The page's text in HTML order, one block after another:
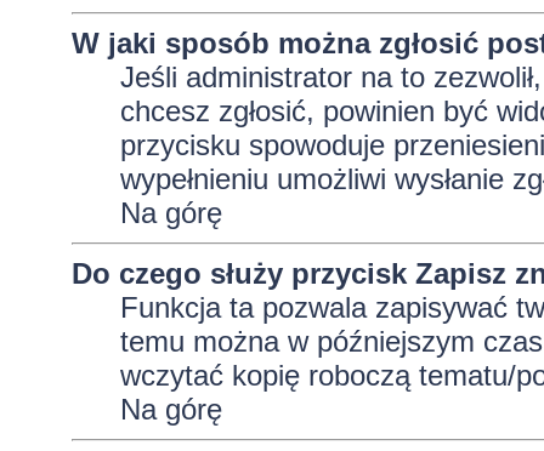
W jaki sposób można zgłosić
Jeśli administrator na to
chcesz zgłosić, powinien być
przycisku spowoduje
wypełnieniu umożliwi wysłanie
Na górę
Do czego służy przycisk Zapisz
Funkcja ta pozwala zapisywać
temu można w późniejszym
wczytać kopię roboczą tematu/
Na górę